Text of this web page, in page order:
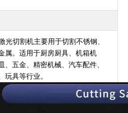
光切割机主要用于切割不锈钢、
属。适用于厨房厨具、机箱机
、五金、精密机械、汽车配件、
玩具等行业。